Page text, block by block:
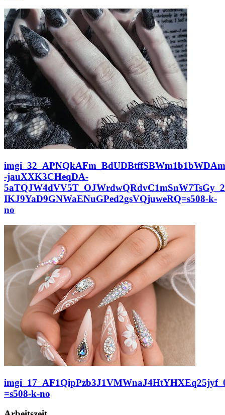
-jauXXK3CHeqDA-
IKJ9YaD9GNWaENuGPed2gsVQjuweRQ=s508-k-
no
=s508-k-no